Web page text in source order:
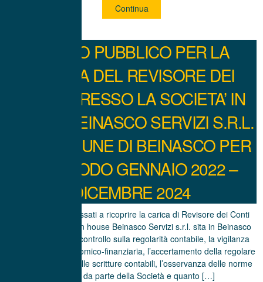
Continua
AVVISO PUBBLICO PER LA
NOMINA DEL REVISORE DEI
CONTI PRESSO LA SOCIETA’ IN
HOUSE BEINASCO SERVIZI S.R.L.
DEL COMUNE DI BEINASCO PER
IL PERIODO GENNAIO 2022 –
DICEMBRE 2024
INVITO Agli interessati a ricoprire la carica di Revisore dei Conti
presso la Società in house Beinasco Servizi s.r.l. sita in Beinasco
(TO), cui spetta il controllo sulla regolarità contabile, la vigilanza
sulla gestione economico-finanziaria, l’accertamento della regolare
tenuta dei libri e delle scritture contabili, l’osservanza delle norme
tributarie da parte della Società e quanto […]